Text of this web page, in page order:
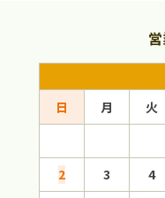
日 月 火
2
3 4